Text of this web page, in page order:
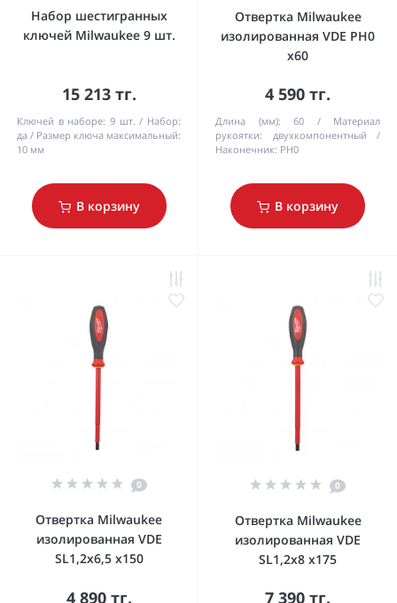
Набор шестигранных
ключей Milwaukee 9 шт.
15 213 тг.
Ключей в наборе: 9 шт.
Набор:
да
Размер ключа максимальный:
10 мм
В корзину
Отвертка Milwaukee
изолированная VDE PH0
x60
4 590 тг.
Длина (мм): 60
Материал
рукоятки:
двухкомпонентный
Наконечник: PH0
В корзину
0
Отвертка Milwaukee
изолированная VDE
SL1,2x6,5 x150
4 890 тг.
0
Отвертка Milwaukee
изолированная VDE
SL1,2x8 x175
7 390 тг.